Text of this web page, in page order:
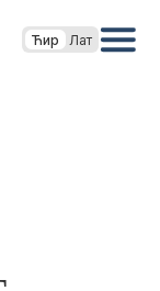
Ћир Лат